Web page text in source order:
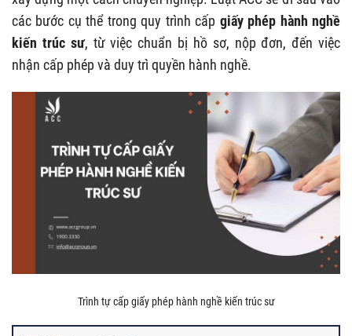
các bước cụ thể trong quy trình cấp giấy phép hành nghề
kiến trúc sư, từ việc chuẩn bị hồ sơ, nộp đơn, đến việc
nhận cấp phép và duy trì quyền hành nghề.
Trình tự cấp giấy phép hành nghề kiến trúc sư